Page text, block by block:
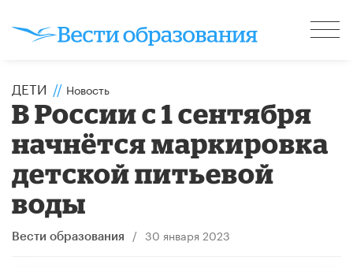
ДЕТИ // Новость
В России с 1 сентября
начнётся маркировка
детской питьевой
воды
Вести образования / 30 января 2023